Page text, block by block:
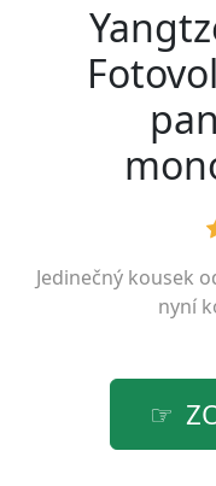
Jedinečný kousek
nyní